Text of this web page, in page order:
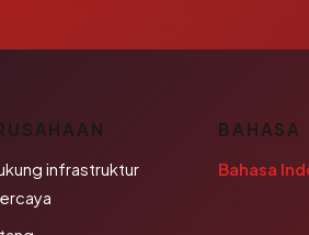
infrastruktur
BAHASA
Bahasa